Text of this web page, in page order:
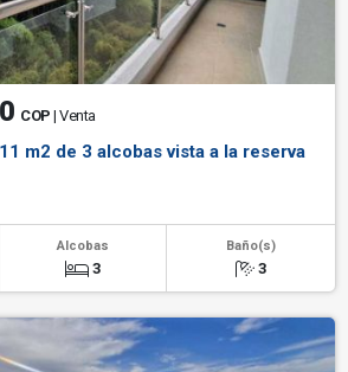
COP | Venta
m2 de 3 alcobas vista a la reserva
Alcobas
3
Baño(s)
3